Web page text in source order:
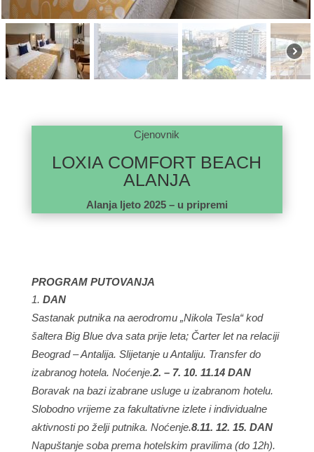
Cjenovnik
LOXIA COMFORT BEACH
ALANJA
Alanja ljeto 2025 – u pripremi
PROGRAM PUTOVANJA
DAN
Sastanak putnika na aerodromu „Nikola Tesla“ kod
šaltera Big Blue dva sata prije leta; Čarter let na relaciji
Beograd – Antalija. Slijetanje u Antaliju. Transfer do
izabranog hotela. Noćenje.2. – 7. 10. 11.14 DAN
Boravak na bazi izabrane usluge u izabranom hotelu.
Slobodno vrijeme za fakultativne izlete i individualne
aktivnosti po želji putnika. Noćenje.8.11. 12. 15. DAN
Napuštanje soba prema hotelskim pravilima (do 12h).